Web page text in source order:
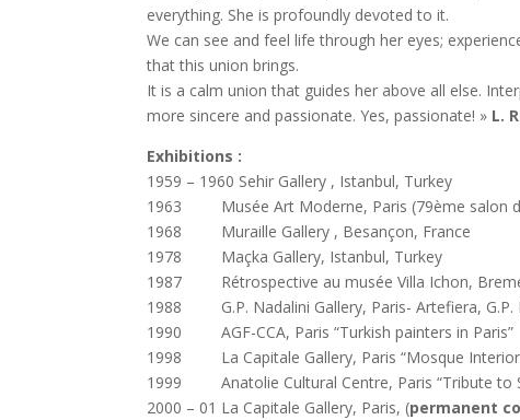
everything. She is profoundly devoted to it.
We can see and feel life through her eyes;
that this union brings.
It is a calm union that guides her above all else.
more sincere and passionate. Yes, passionate! » L.
Exhibitions :
1959 – 1960 Sehir Gallery , Istanbul, Turkey
1963 Musée Art Moderne, Paris (79ème salon
1968 Muraille Gallery , Besançon, France
1978 Maçka Gallery, Istanbul, Turkey
1987 Rétrospective au musée Villa Ichon,
1988 G.P. Nadalini Gallery, Paris- Artefiera, G.P.
1990 AGF-CCA, Paris “Turkish painters in Paris”
1998 La Capitale Gallery, Paris “Mosque
1999 Anatolie Cultural Centre, Paris “Tribute to
2000 – 01 La Capitale Gallery, Paris, (permanent